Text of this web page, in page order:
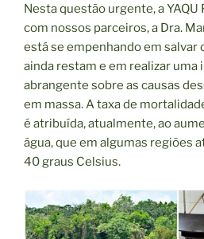
Nesta questão urgente, a
com nossos parceiros, a Dra.
está se empenhando em salvar
ainda restam e em realizar
abrangente sobre as causas
em massa. A taxa de
é atribuída, atualmente, ao
água, que em algumas regiões
40 graus Celsius.